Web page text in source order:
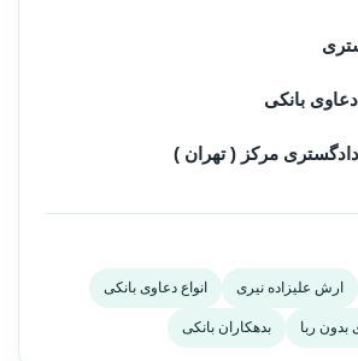
بانکی
مرکز ( تهران )
ارش علیزاده نیری انواع دعاوی بانکی
بدون ربا بدهکاران بانکی